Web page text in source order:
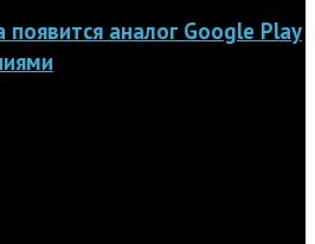
аналог Google Play